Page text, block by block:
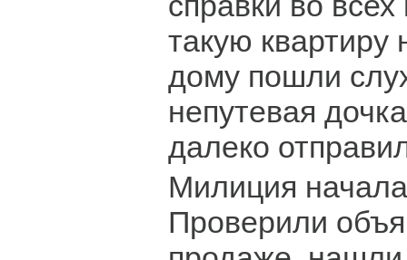
такую
дому пошли
непутевая
далеко
Милиция
Проверили